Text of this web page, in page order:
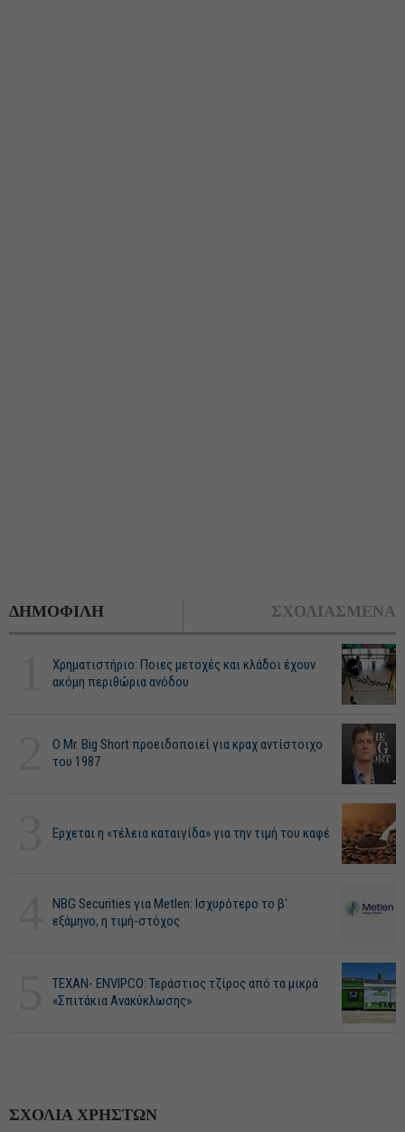
ΔΗΜΟΦΙΛΗ ΣΧΟΛΙΑΣΜΕΝΑ
Χρηματιστήριο: Ποιες μετοχές και κλάδοι έχουν
ακόμη περιθώρια ανόδου
O Mr. Big Short προειδοποιεί για κραχ αντίστοιχο
του 1987
Ερχεται η «τέλεια καταιγίδα» για την τιμή του καφέ
NBG Securities για Metlen: Ισχυρότερο το β'
εξάμηνο, η τιμή-στόχος
ΤΕΧΑΝ- ENVIPCO: Τεράστιος τζίρος από τα μικρά
«Σπιτάκια Ανακύκλωσης»
ΣΧΟΛΙΑ ΧΡΗΣΤΩΝ